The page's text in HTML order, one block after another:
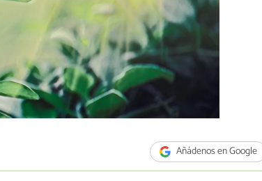
Añádenos en Google